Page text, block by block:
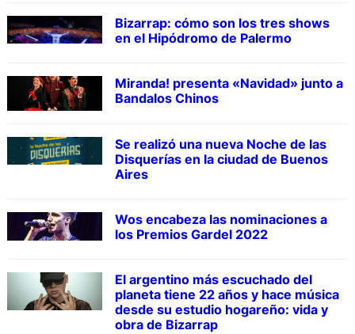
Bizarrap: cómo son los tres shows
en el Hipódromo de Palermo
Miranda! presenta «Navidad» junto a
Bandalos Chinos
Se realizó una nueva Noche de las
Disquerías en la ciudad de Buenos
Aires
Wos encabeza las nominaciones a
los Premios Gardel 2022
El argentino más escuchado del
planeta tiene 22 años y hace música
desde su estudio hogareño: vida y
obra de Bizarrap